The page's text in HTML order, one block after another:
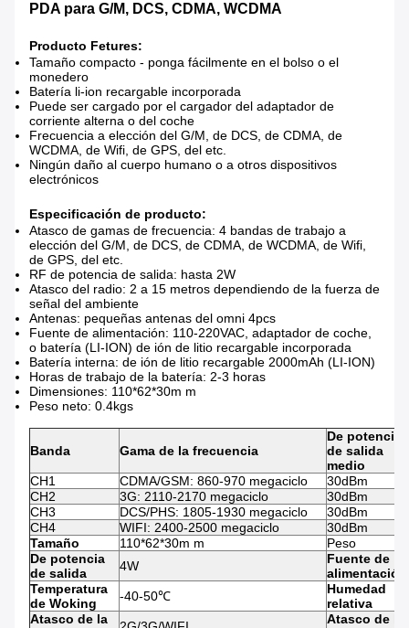
PDA para G/M, DCS, CDMA, WCDMA
Producto Fetures:
Tamaño compacto - ponga fácilmente en el bolso o el
monedero
Batería li-ion recargable incorporada
Puede ser cargado por el cargador del adaptador de
corriente alterna o del coche
Frecuencia a elección del G/M, de DCS, de CDMA, de
WCDMA, de Wifi, de GPS, del etc.
Ningún daño al cuerpo humano o a otros dispositivos
electrónicos
Especificación de producto:
Atasco de gamas de frecuencia: 4 bandas de trabajo a
elección del G/M, de DCS, de CDMA, de WCDMA, de Wifi,
de GPS, del etc.
RF de potencia de salida: hasta 2W
Atasco del radio: 2 a 15 metros dependiendo de la fuerza de
señal del ambiente
Antenas: pequeñas antenas del omni 4pcs
Fuente de alimentación: 110-220VAC, adaptador de coche,
o batería (LI-ION) de ión de litio recargable incorporada
Batería interna: de ión de litio recargable 2000mAh (LI-ION)
Horas de trabajo de la batería: 2-3 horas
Dimensiones: 110*62*30m m
Peso neto: 0.4kgs
Banda Gama de la frecuencia
De potencia
de salida
medio
CH1
CDMA/GSM: 860-970 megaciclo
30dBm
CH2
3G: 2110-2170 megaciclo
30dBm
CH3
DCS/PHS: 1805-1930 megaciclo
30dBm
CH4
WIFI: 2400-2500 megaciclo
30dBm
Tamaño
110*62*30m m
Peso
De potencia
de salida
4W
Fuente de
alimentación
Temperatura
de Woking
-40-50℃
Humedad
relativa
Atasco de la
Atasco de la